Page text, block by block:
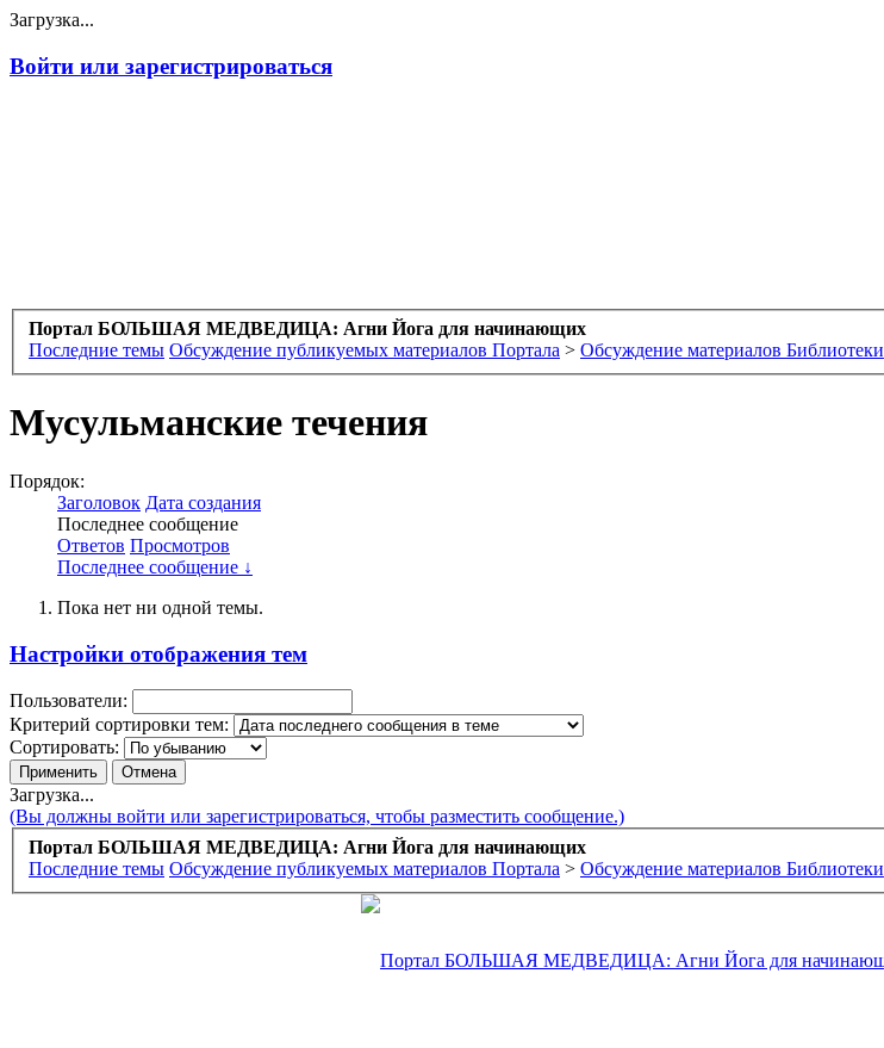
Загрузка...
Войти или зарегистрироваться
Портал БОЛЬШАЯ МЕДВЕДИЦА: Агни Йога для начинающих
Последние темы Обсуждение публикуемых материалов Портала > Обсуждение материалов Библиотеки
Мусульманские течения
Порядок:
Заголовок Дата создания
Последнее сообщение
Ответов Просмотров
Последнее сообщение ↓
Пока нет ни одной темы.
Настройки отображения тем
Пользователи:
Критерий сортировки тем:
Сортировать:
Загрузка...
(Вы должны войти или зарегистрироваться, чтобы разместить сообщение.)
Портал БОЛЬШАЯ МЕДВЕДИЦА: Агни Йога для начинающих
Последние темы Обсуждение публикуемых материалов Портала > Обсуждение материалов Библиотеки